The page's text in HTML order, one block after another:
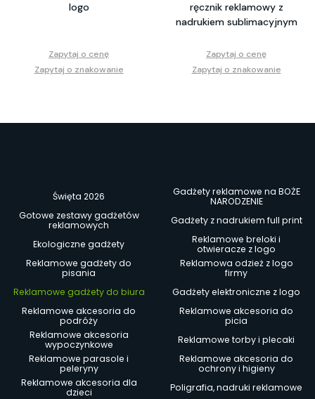
logo
Zapytaj o cenę
Zapytaj o znakowanie
ręcznik reklamowy z
nadrukiem sublimacyjnym
Zapytaj o cenę
Zapytaj o znakowanie
Święta 2026
Gadżety reklamowe na BOŻE
NARODZENIE
Gotowe zestawy gadżetów
reklamowych
Gadżety z nadrukiem full print
Ekologiczne gadżety
Reklamowe breloki i
otwieracze z logo
Reklamowe gadżety do
pisania
Reklamowa odzież z logo
firmy
Reklamowe gadżety do biura
Gadżety elektroniczne z logo
Reklamowe akcesoria do
podróży
Reklamowe akcesoria do
picia
Reklamowe akcesoria
wypoczynkowe
Reklamowe torby i plecaki
Reklamowe parasole i
peleryny
Reklamowe akcesoria do
ochrony i higieny
Reklamowe akcesoria dla
dzieci
Poligrafia, nadruki reklamowe